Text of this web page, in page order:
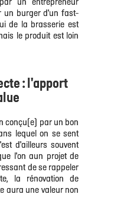
un entrepreneur
un burger d'un fast-
de la brasserie est
le produit est loin
: l'apport
conçu(e) par un bon
lequel on se sent
d'ailleurs souvent
l'on aun projet de
de se rappeler
la rénovation de
aura une valeur non